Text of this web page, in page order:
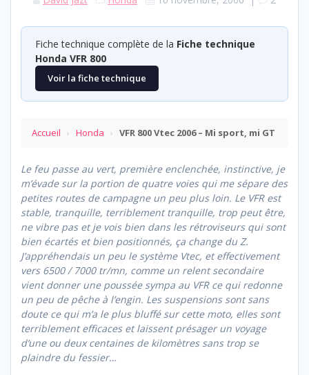
Fiche technique complète de la Fiche technique
Honda VFR 800
Voir la fiche technique
Accueil › Honda › VFR 800 Vtec 2006 – Mi sport, mi GT
Le feu passe au vert, première enclenchée, instinctive, je
m’évade sur la portion de quatre voies qui me sépare des
petites routes de campagne un peu plus loin. Le VFR est
stable, tranquille, terriblement tranquille, trop peut être,
ne vibre pas et je vois bien dans les rétroviseurs qui sont
bien écartés et bien positionnés, ça change du Z.
J’appréhendais un peu le système Vtec, et effectivement
vers 6500 / 7000 tr/mn, comme un relent secondaire
vient donner une poussée sympa au VFR ce qui redonne
un peu de pêche à l’engin. Les suspensions sont sans
doute ce qui m’a le plus bluffé sur cette moto, elles sont
terriblement efficaces et laissent présager un voyage
d’une ou deux centaines de kilomètres sans trop se
plaindre du fessier…